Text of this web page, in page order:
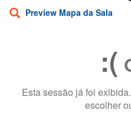
Preview Mapa da Sala
:(
Esta sessão já foi
escolher